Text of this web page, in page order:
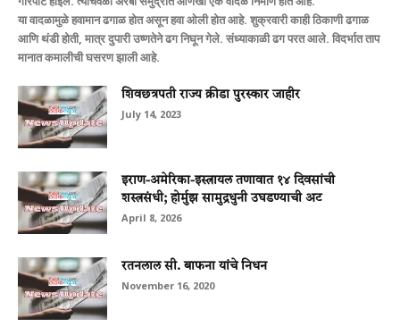
या वादळामुळे हवामान ढगाळ होत असून हवा ओली होत आहे. शुक्रवारी काही ठिकाणी ढगाळ
आणि थंडी होती, मात्र दुपारी उष्णतेने ढग निघून गेले. संध्याकाळी ढग परत आले. विदर्भात ताप
मानात कमालीची घसरण झाली आहे.
शिवछत्रपती राज्य क्रीडा पुरस्कार जाहीर
July 14, 2023
इराण-अमेरिका-इस्त्रायल तणावात १४ दिवसांची
शस्त्रसंधी; होर्मुझ सामुद्रधुनी उघडण्याची अट
April 8, 2026
रतनलाल सी. बाफना यांचे निधन
November 16, 2020